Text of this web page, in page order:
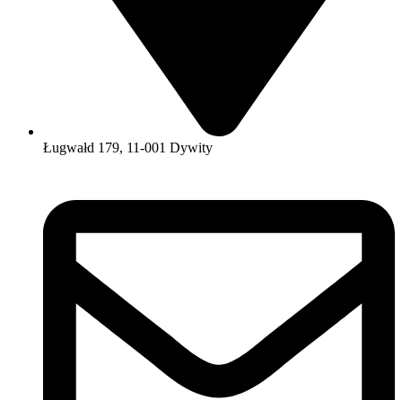
Ługwałd 179, 11-001 Dywity